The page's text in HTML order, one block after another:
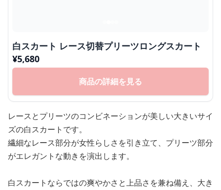
白スカート レース切替プリーツロングスカート
¥5,680
商品の詳細を見る
レースとプリーツのコンビネーションが美しい大きいサイ
ズの白スカートです。
繊細なレース部分が女性らしさを引き立て、プリーツ部分
がエレガントな動きを演出します。
白スカートならではの爽やかさと上品さを兼ね備え、大き